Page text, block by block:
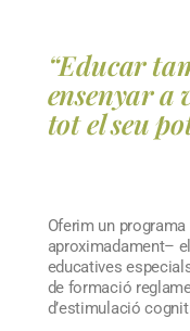
“Educar
ensenyar a
tot el seu
Oferim un
aproximadament–
educatives
de formació
d’estimulació